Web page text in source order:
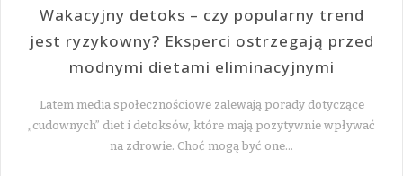
Wakacyjny detoks – czy popularny trend
jest ryzykowny? Eksperci ostrzegają przed
modnymi dietami eliminacyjnymi
Latem media społecznościowe zalewają porady dotyczące
„cudownych” diet i detoksów, które mają pozytywnie wpływać
na zdrowie. Choć mogą być one…